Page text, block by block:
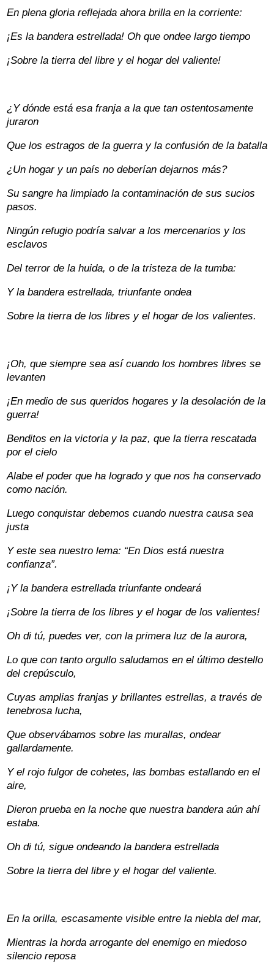
En plena gloria reflejada ahora brilla en la corriente:
¡Es la bandera estrellada! Oh que ondee largo tiempo
¡Sobre la tierra del libre y el hogar del valiente!
¿Y dónde está esa franja a la que tan ostentosamente
juraron
Que los estragos de la guerra y la confusión de la batalla
¿Un hogar y un país no deberían dejarnos más?
Su sangre ha limpiado la contaminación de sus sucios
pasos.
Ningún refugio podría salvar a los mercenarios y los
esclavos
Del terror de la huida, o de la tristeza de la tumba:
Y la bandera estrellada, triunfante ondea
Sobre la tierra de los libres y el hogar de los valientes.
¡Oh, que siempre sea así cuando los hombres libres se
levanten
¡En medio de sus queridos hogares y la desolación de la
guerra!
Benditos en la victoria y la paz, que la tierra rescatada
por el cielo
Alabe el poder que ha logrado y que nos ha conservado
como nación.
Luego conquistar debemos cuando nuestra causa sea
justa
Y este sea nuestro lema: “En Dios está nuestra
confianza”.
¡Y la bandera estrellada triunfante ondeará
¡Sobre la tierra de los libres y el hogar de los valientes!
Oh di tú, puedes ver, con la primera luz de la aurora,
Lo que con tanto orgullo saludamos en el último destello
del crepúsculo,
Cuyas amplias franjas y brillantes estrellas, a través de
tenebrosa lucha,
Que observábamos sobre las murallas, ondear
gallardamente.
Y el rojo fulgor de cohetes, las bombas estallando en el
aire,
Dieron prueba en la noche que nuestra bandera aún ahí
estaba.
Oh di tú, sigue ondeando la bandera estrellada
Sobre la tierra del libre y el hogar del valiente.
En la orilla, escasamente visible entre la niebla del mar,
Mientras la horda arrogante del enemigo en miedoso
silencio reposa